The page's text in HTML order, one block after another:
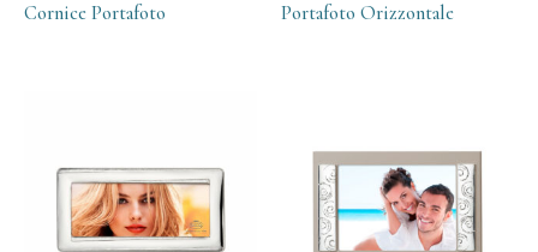
Cornice Portafoto Portafoto Orizzontale